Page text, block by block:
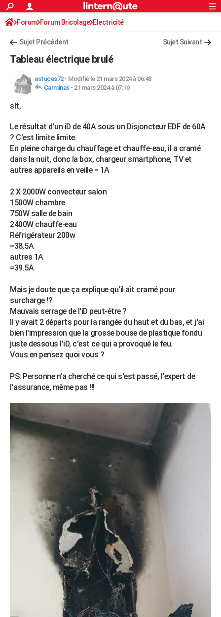
ACTUALITÉS
Politique
Société
Faits Divers
Education
Monde
Villes
+
Retraite
Impôts
Epargne
Immobilier
Risques naturels par ville
Banque
Assurance
Crédit
AUTO
Essais
Réserver un essai
Citadines
Berlines
SUV
Forum auto
+HIGH-TECH
Mobiles
Meilleur smartphone
Internet
Ordinateurs
Jeux vidéo
Guide high-tech
+
Forum
Aménagement intérieur
Extérieur
Cuisine
Salle de bains
Jardinage
Rangement
WEEK-END
Guides de France
Escapades
Patrimoine
Expositions
Musées
Week-end nature
+LIFESTYLE
Art de vivre
Bien-être
Loisirs
Mode
Modes de vie
SANTE
Alimentation
Guide de la santé
Maladies
Médicaments
Sommeil
VOYAGE
Destinations
City break
Voyage nature
Voyage de noces
Forum
Climat
+PHOTO
GUIDES D'ACHAT
BONS PLANS
CARTE DE VOEUX
Carte de Noël
Carte Bonne année
Carte Saint-Valentin
Carte Pâques
Carte d'anniversaire
DICTIONNAIRE
Dictionnaire
Biographies
Citations
Expressions
Proverbes
PROGRAMME TV
COPAINS D'AVANT
AVIS DE DÉCÈS
Bricolage
Lifestyle
Culture
Sport
Auto
Television
Voyage
Cinema
S'inscrire
Connexion
Forum Forum Bricolage Electricité
Sujet Précédent Sujet Suivant
Tableau électrique brulé
astuces72- Modifié le 21 mars 2024 à 06:48
Carminas- 21 mars 2024 à 07:10
slt,
Le résultat d'un iD de 40A sous un Disjoncteur EDF de 60A
? C'est limite limite.
En pleine charge du chauffage et chauffe-eau, il a cramé
dans la nuit, donc la box, chargeur smartphone, TV et
autres appareils en veille = 1A
2 X 2000W convecteur salon
1500W chambre
750W salle de bain
2400W chauffe-eau
Réfrigérateur 200w
=38.5A
autres 1A
=39.5A
Mais je doute que ça explique qu'il ait cramé pour
surcharge !?
Mauvais serrage de l'iD peut-être ?
Il y avait 2 départs pour la rangée du haut et du bas, et j'ai
bien l'impression que la grosse bouse de plastique fondu
juste dessous l'iD, c'est ce qui a provoqué le feu.
Vous en pensez quoi vous ?
PS: Personne n'a cherché ce qui s'est passé, l'expert de
l'assurance, même pas !!!